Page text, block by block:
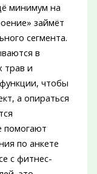
минимум на
займёт
сегмента.
в
трав и
чтобы
а опираться
помогают
по анкете
с фитнес-